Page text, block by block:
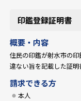
印鑑登録証明書
概要・内容
住民の印鑑が射水市の
違ない旨を記載した証明
請求できる方
本人